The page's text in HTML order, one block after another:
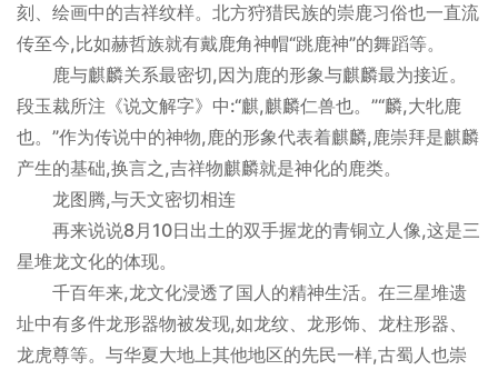
刻、绘画中的吉祥纹样。北方狩猎民族的崇鹿习俗也一直流
传至今,比如赫哲族就有戴鹿角神帽“跳鹿神”的舞蹈等。
鹿与麒麟关系最密切,因为鹿的形象与麒麟最为接近。
段玉裁所注《说文解字》中:“麒,麒麟仁兽也。”“麟,大牝鹿
也。”作为传说中的神物,鹿的形象代表着麒麟,鹿崇拜是麒麟
产生的基础,换言之,吉祥物麒麟就是神化的鹿类。
龙图腾,与天文密切相连
再来说说8月10日出土的双手握龙的青铜立人像,这是三
星堆龙文化的体现。
千百年来,龙文化浸透了国人的精神生活。在三星堆遗
址中有多件龙形器物被发现,如龙纹、龙形饰、龙柱形器、
龙虎尊等。与华夏大地上其他地区的先民一样,古蜀人也崇